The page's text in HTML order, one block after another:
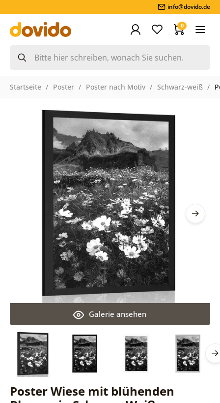
info@dovido.de
0
Startseite Poster Poster nach Motiv Schwarz-weiß
Poster Wiese mit blühenden
Galerie ansehen